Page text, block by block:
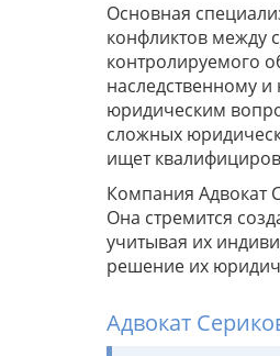
Основная
конфликтов между
контролируемого
наследственному
юридическим
сложных
ищет
Компания Адвокат
Она стремится
учитывая их
решение их
Адвокат